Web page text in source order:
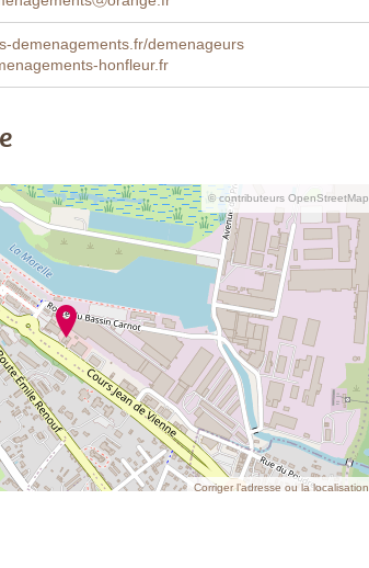
demenagements.fr/demenageurs
honfleur.fr
© contributeurs OpenStreetMap
Corriger l’adresse ou la localisation